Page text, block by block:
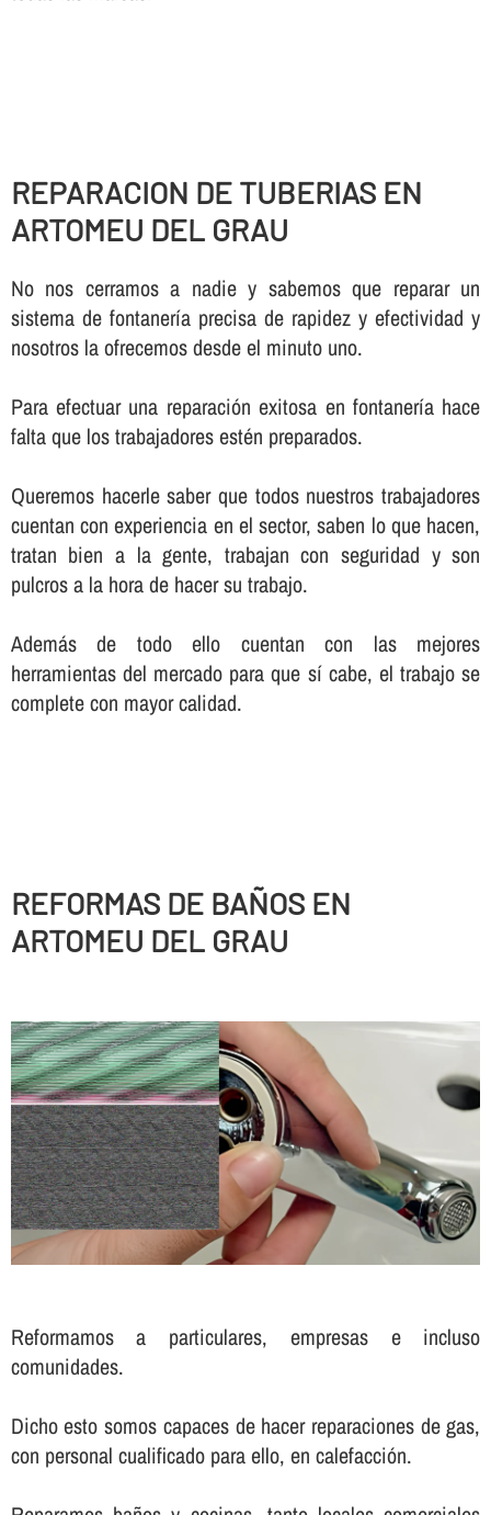
REPARACION DE TUBERIAS EN
ARTOMEU DEL GRAU
No nos cerramos a nadie y sabemos que reparar un
sistema de fontanerí­a precisa de rapidez y efectividad y
nosotros la ofrecemos desde el minuto uno.
Para efectuar una reparación exitosa en fontanerí­a hace
falta que los trabajadores estén preparados.
Queremos hacerle saber que todos nuestros trabajadores
cuentan con experiencia en el sector, saben lo que hacen,
tratan bien a la gente, trabajan con seguridad y son
pulcros a la hora de hacer su trabajo.
Además de todo ello cuentan con las mejores
herramientas del mercado para que sí­ cabe, el trabajo se
complete con mayor calidad.
REFORMAS DE BAÑOS EN
ARTOMEU DEL GRAU
Reformamos a particulares, empresas e incluso
comunidades.
Dicho esto somos capaces de hacer reparaciones de gas,
con personal cualificado para ello, en calefacción.